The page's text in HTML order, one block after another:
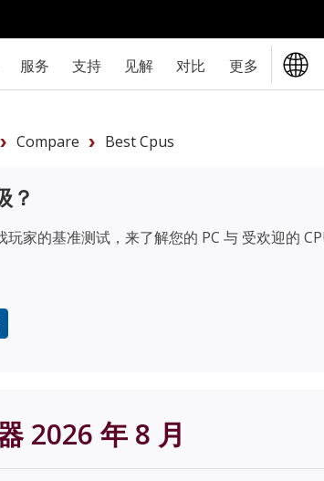
服务 支持 见解 对比 更多
Compare Best Cpus
？
家的基准测试，来了解您的 PC 与 受欢迎的
2026 年 8 月